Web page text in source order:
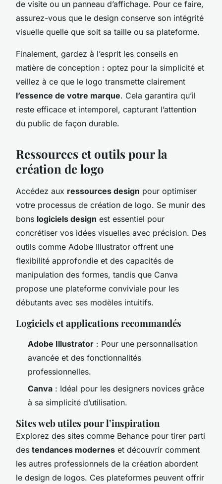
de visite ou un panneau d’affichage. Pour ce faire,
assurez-vous que le design conserve son intégrité
visuelle quelle que soit sa taille ou sa plateforme.
Finalement, gardez à l’esprit les conseils en
matière de conception : optez pour la simplicité et
veillez à ce que le logo transmette clairement
l’essence de votre marque. Cela garantira qu’il
reste efficace et intemporel, capturant l’attention
du public de façon durable.
Ressources et outils pour la
création de logo
Accédez aux ressources design pour optimiser
votre processus de création de logo. Se munir des
bons logiciels design est essentiel pour
concrétiser vos idées visuelles avec précision. Des
outils comme Adobe Illustrator offrent une
flexibilité approfondie et des capacités de
manipulation des formes, tandis que Canva
propose une plateforme conviviale pour les
débutants avec ses modèles intuitifs.
Logiciels et applications recommandés
Adobe Illustrator : Pour une personnalisation
avancée et des fonctionnalités
professionnelles.
Canva : Idéal pour les designers novices grâce
à sa simplicité d’utilisation.
Sites web utiles pour l’inspiration
Explorez des sites comme Behance pour tirer parti
des tendances modernes et découvrir comment
les autres professionnels de la création abordent
le design de logos. Ces plateformes peuvent offrir